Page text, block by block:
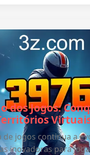
dos Jogos:
de jogos continua a
inovadoras para